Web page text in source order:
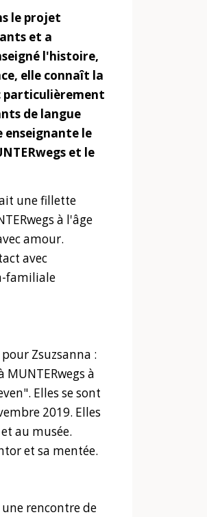
le projet
et a
l'histoire,
elle connaît la
particulièrement
de langue
enseignante le
et le
une fillette
à l'âge
amour.
avec
familiale
Zsuzsanna :
à
Elles se sont
2019. Elles
au musée.
et sa mentée.
rencontre de